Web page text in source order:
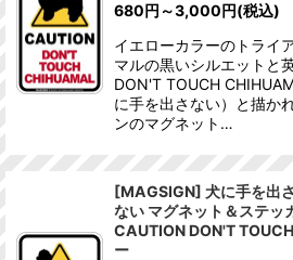
680円 ～3,000円(税込)
イエローカラーのトライ
マルの黒いシルエットと
DON'T TOUCH
に手を出さない）と描か
ンのマグネット…
[MAGSIGN] 犬に手を出
ない マグネット＆ステッ
CAUTION DON'T
ー